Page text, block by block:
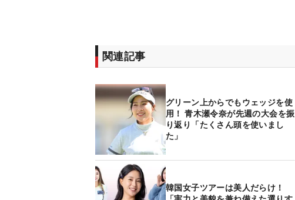
関連記事
グリーン上からでもウェッジを使
用！ 青木瀬令奈が先週の大会を振
り返り「たくさん頭を使いまし
た」
韓国女子ツアーは美人だらけ！